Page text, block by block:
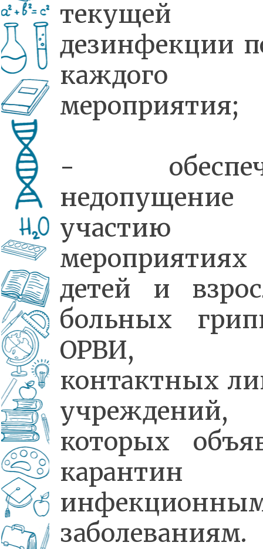
текущей
дезинфекции
каждого
мероприятия;
-
мероприятиях
детей и
больных
ОРВИ,
контактных
которых
карантин
заболеваниям.